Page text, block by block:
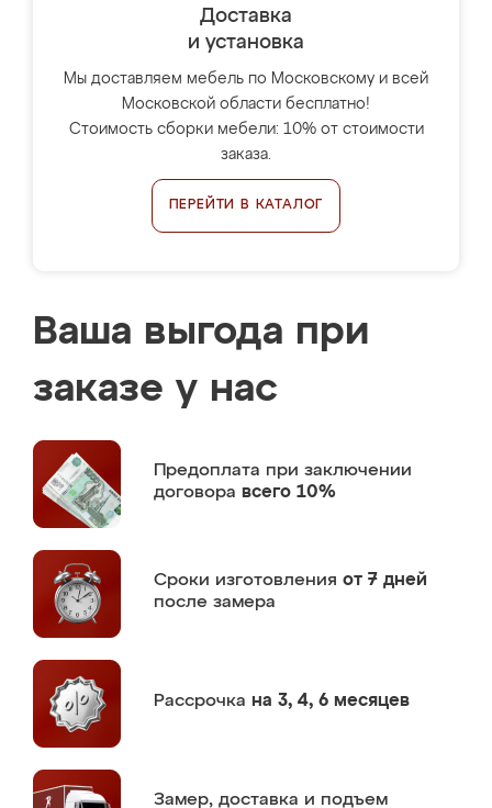
Доставка
и установка
Мы доставляем мебель по Московскому и всей
Московской области бесплатно!
Стоимость сборки мебели: 10% от стоимости
заказа.
ПЕРЕЙТИ В КАТАЛОГ
Ваша выгода при
заказе у нас
Предоплата при заключении
договора всего 10%
Сроки изготовления от 7 дней
после замера
Рассрочка на 3, 4, 6 месяцев
Замер, доставка и подъем